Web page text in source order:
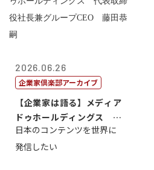
2026.06.26
企業家倶楽部アーカイブ
【企業家は語る】メディア
ドゥホールディングス 代
表取締役社長...
日本のコンテンツを世界に
発信したい